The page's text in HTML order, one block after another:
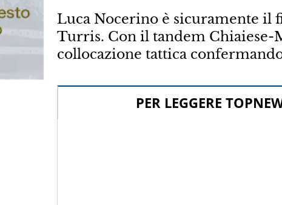
Luca Nocerino è sicu­ramente il
Turris. Con il tandem Chiaiese-
collocazione tattica
PER LEGGERE